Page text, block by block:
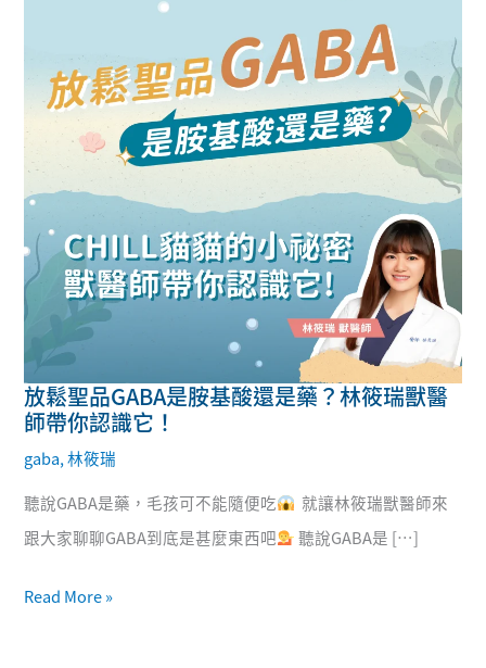
放鬆聖品GABA是胺基酸還是藥？林筱瑞獸醫
師帶你認識它！
gaba,林筱瑞
聽說GABA是藥，毛孩可不能隨便吃
就讓林筱瑞獸醫師來
跟大家聊聊GABA到底是甚麼東西吧
聽說GABA是 […]
放
鬆
聖
品
GABA
胺
Read More »